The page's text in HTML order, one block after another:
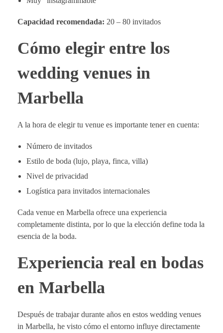
Capacidad recomendada: 20 – 80 invitados
Cómo elegir entre los
wedding venues in
Marbella
A la hora de elegir tu venue es importante tener en cuenta:
Número de invitados
Estilo de boda (lujo, playa, finca, villa)
Nivel de privacidad
Logística para invitados internacionales
Cada venue en Marbella ofrece una experiencia
completamente distinta, por lo que la elección define toda la
esencia de la boda.
Experiencia real en bodas
en Marbella
Después de trabajar durante años en estos wedding venues
in Marbella, he visto cómo el entorno influye directamente